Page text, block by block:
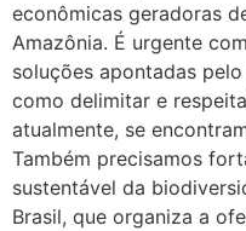
econômicas geradoras
Amazônia. É urgente
soluções apontadas
como delimitar e
atualmente, se
Também precisamos
sustentável da
Brasil, que organiza a